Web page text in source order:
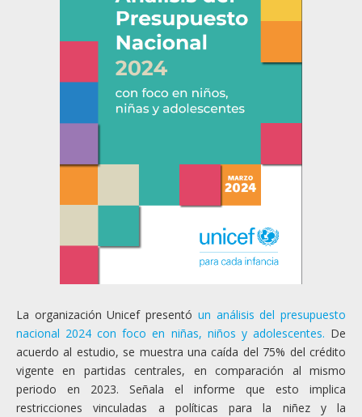
La organización Unicef presentó un análisis del presupuesto
nacional 2024 con foco en niñas, niños y adolescentes. De
acuerdo al estudio, se muestra una caída del 75% del crédito
vigente en partidas centrales, en comparación al mismo
periodo en 2023. Señala el informe que esto implica
restricciones vinculadas a políticas para la niñez y la